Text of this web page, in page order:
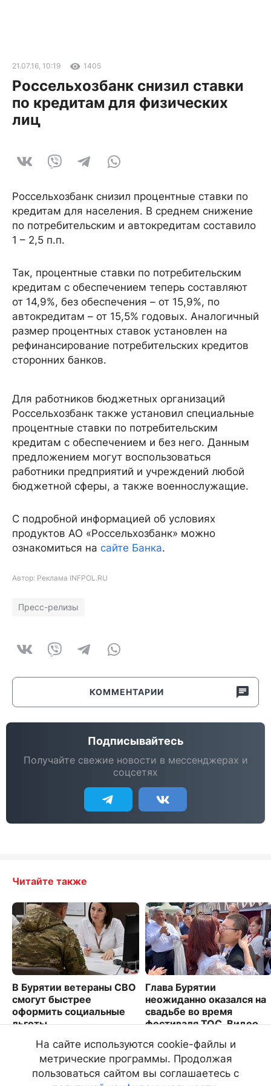
21.07.16, 10:19 1405
Россельхозбанк снизил ставки
по кредитам для физических
лиц
Россельхозбанк снизил процентные ставки по
кредитам для населения. В среднем снижение
по потребительским и автокредитам составило
1 – 2,5 п.п.
Так, процентные ставки по потребительским
кредитам с обеспечением теперь составляют
от 14,9%, без обеспечения – от 15,9%, по
автокредитам – от 15,5% годовых. Аналогичный
размер процентных ставок установлен на
рефинансирование потребительских кредитов
сторонних банков.
Для работников бюджетных организаций
Россельхозбанк также установил специальные
процентные ставки по потребительским
кредитам с обеспечением и без него. Данным
предложением могут воспользоваться
работники предприятий и учреждений любой
бюджетной сферы, а также военнослужащие.
С подробной информацией об условиях
продуктов АО «Россельхозбанк» можно
ознакомиться на сайте Банка.
Автор: Реклама INFPOL.RU
Пресс-релизы
КОММЕНТАРИИ
Подписывайтесь
Получайте свежие новости в мессенджерах и
соцсетях
Читайте также
В Бурятии ветераны СВО
смогут быстрее
оформить социальные
льготы
1711
Глава Бурятии
неожиданно оказался на
свадьбе во время
фестиваля ТОС. Видео
1719
На сайте используются cookie-файлы и
метрические программы. Продолжая
пользоваться сайтом вы соглашаетесь с